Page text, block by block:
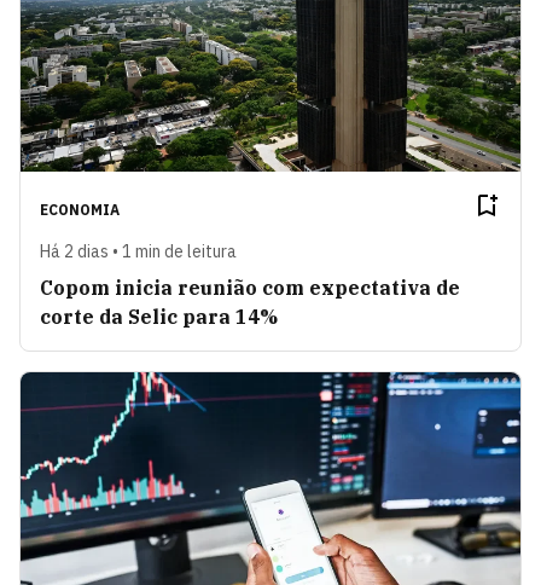
ECONOMIA
Há 2 dias • 1 min de leitura
Copom inicia reunião com expectativa de
corte da Selic para 14%